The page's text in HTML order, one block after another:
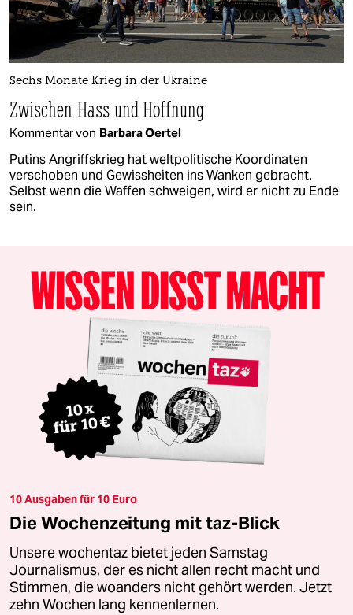
Sechs Monate Krieg in der Ukraine
Zwischen Hass und Hoffnung
Kommentar von Barbara Oertel
Putins Angriffskrieg hat weltpolitische Koordinaten
verschoben und Gewissheiten ins Wanken gebracht.
Selbst wenn die Waffen schweigen, wird er nicht zu Ende
sein.
10 Ausgaben für 10 Euro
Die Wochenzeitung mit taz-Blick
Unsere wochentaz bietet jeden Samstag
Journalismus, der es nicht allen recht macht und
Stimmen, die woanders nicht gehört werden. Jetzt
zehn Wochen lang kennenlernen.